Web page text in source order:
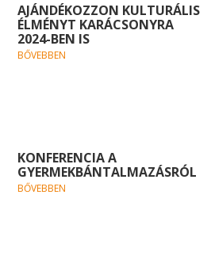
AJÁNDÉKOZZON KULTURÁLIS
ÉLMÉNYT KARÁCSONYRA
2024-BEN IS
BŐVEBBEN
KONFERENCIA A
GYERMEKBÁNTALMAZÁSRÓL
BŐVEBBEN